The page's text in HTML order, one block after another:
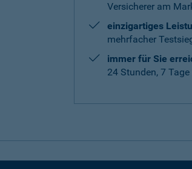
Versicherer am
einzigartiges
mehrfacher
immer für Sie
24 Stunden, 7